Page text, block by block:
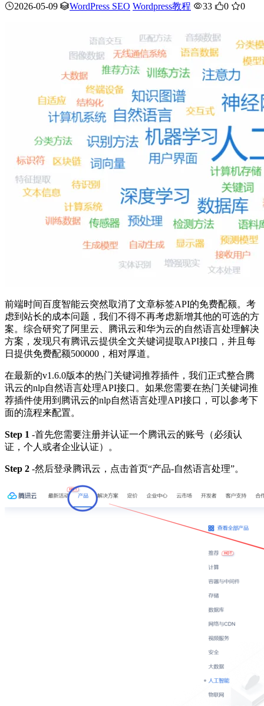
2026-05-09 WordPress SEO Wordpress教程 33 0 0
前端时间百度智能云突然取消了文章标签API的免费配额。考
虑到站长的成本问题，我们不得不再考虑新增其他的可选的方
案。综合研究了阿里云、腾讯云和华为云的自然语言处理解决
方案，发现只有腾讯云提供全文关键词提取API接口，并且每
日提供免费配额500000，相对厚道。
在最新的v1.6.0版本的热门关键词推荐插件，我们正式整合腾
讯云的nlp自然语言处理API接口。如果您需要在热门关键词推
荐插件使用到腾讯云的nlp自然语言处理API接口，可以参考下
面的流程来配置。
Step 1 -首先您需要注册并认证一个腾讯云的账号（必须认
证，个人或者企业认证）。
Step 2 -然后登录腾讯云，点击首页“产品-自然语言处理”。